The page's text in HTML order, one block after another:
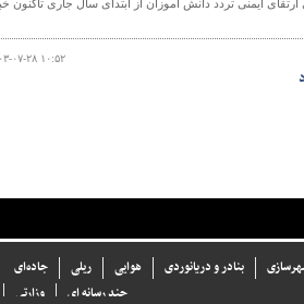
استان برای ارتقای ایمنی تردد دانش آموزان از ابتدای سال جاری تاکنون
۱۴۰۳-۰۷-۲۸
جاده‌ای ریلی هوایی بنادر و دریانوردی
وزارتی
چند رسانه ای